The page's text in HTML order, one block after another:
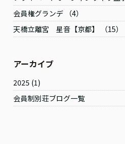
会員権グランデ （4）
天橋立離宮 星音【京都】 （15）
アーカイブ
2025 (1)
会員制別荘ブログ一覧